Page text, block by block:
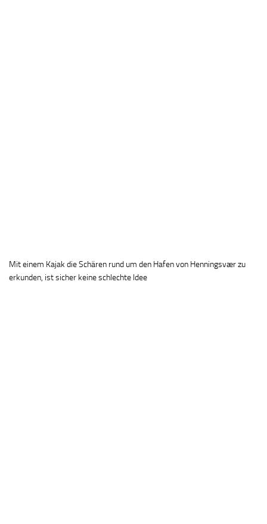
Mit einem Kajak die Schären rund um den Hafen von Henningsvær zu
erkunden, ist sicher keine schlechte Idee